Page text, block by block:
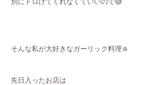
そんな私が大好きなガーリック料理🧄
先日入ったお店は